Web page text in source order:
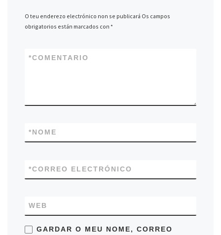
O teu enderezo electrónico non se publicará Os campos
obrigatorios están marcados con*
COMENTARIO
*
NOME
*
CORREO ELECTRÓNICO
*
WEB
GARDAR O MEU NOME, CORREO